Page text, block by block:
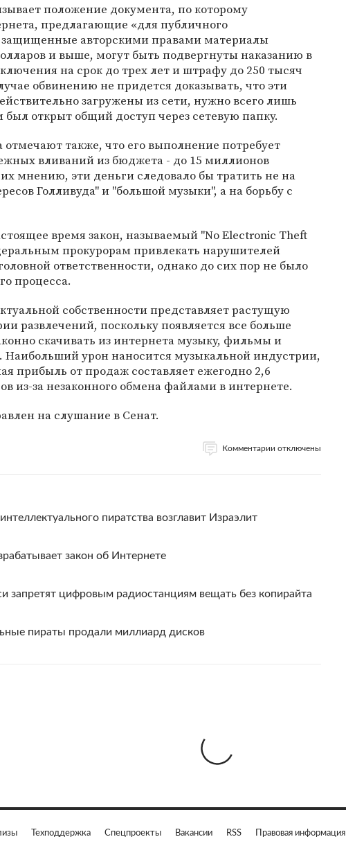
положение документа, по которому
предлагающие «для публичного
защищенные авторскими правами материалы
и выше, могут быть подвергнуты наказанию в
на срок до трех лет и штрафу до 250 тысяч
обвинению не придется доказывать, что эти
загружены из сети, нужно всего лишь
был открыт общий доступ через сетевую папку.
отмечают также, что его выполнение потребует
вливаний из бюджета - до 15 миллионов
мнению, эти деньги следовало бы тратить не на
Голливуда" и "большой музыки", а на борьбу с
время закон, называемый "No Electronic Theft
прокурорам привлекать нарушителей
ответственности, однако до сих пор не было
процесса.
собственности представляет растущую
развлечений, поскольку появляется все больше
скачивать из интернета музыку, фильмы и
Наибольший урон наносится музыкальной индустрии,
прибыль от продаж составляет ежегодно 2,6
из-за незаконного обмена файлами в интернете.
на слушание в Сенат.
Комментарии отключены
пиратства возглавит Израэлит
закон об Интернете
запретят цифровым радиостанциям вещать без копирайта
пираты продали миллиард дисков
Техподдержка Спецпроекты Вакансии RSS Правовая информация